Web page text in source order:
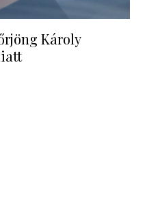
Károly